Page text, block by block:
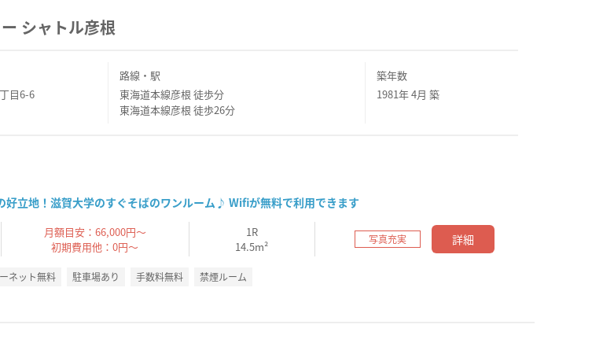
シャトル彦根
目6-6
路線・駅
東海道本線彦根 徒歩分
東海道本線彦根 徒歩26分
築年数
1981年 4月 築
好立地！滋賀大学のすぐそばのワンルーム♪ Wifiが無料で利用できます
月額目安：66,000円～
初期費用他：0円～
1R
14.5m²
写真充実 詳細
ネット無料 駐車場あり 手数料無料 禁煙ルーム